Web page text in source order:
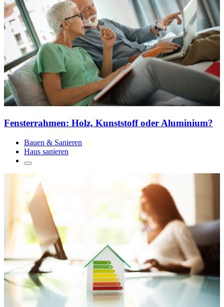
Fensterrahmen: Holz, Kunststoff oder Aluminium?
Bauen & Sanieren
Haus sanieren